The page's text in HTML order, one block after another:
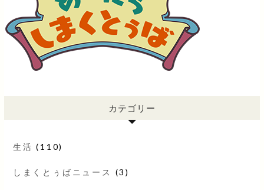
カテゴリー
生活 (110)
しまくとぅばニュース (3)